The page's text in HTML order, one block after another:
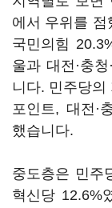
에서 우위를 점
국민의힘
울과 대전·충
니다. 민주당
포인트, 대전·
했습니다.
중도층은 민주
혁신당 12.6%